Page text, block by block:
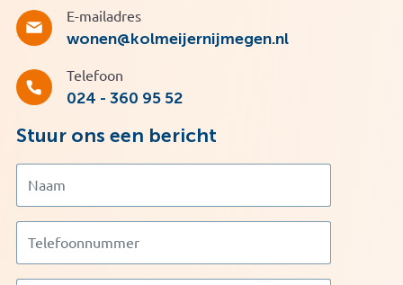
E-mailadres
wonen@kolmeijernijmegen.nl
Telefoon
024 - 360 95 52
Stuur ons een bericht